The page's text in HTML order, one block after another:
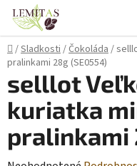
Prejsť
obsah
Domov
/Sladkosti/Čokoláda/
pralinkami 28g (SE0554)
selllot
kuriatka
pralinkami